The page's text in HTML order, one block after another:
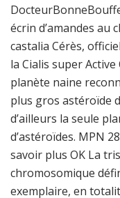
écrin d’amandes au
castalia Cérès,
la Cialis super
planète naine
plus gros astéroïde
d’ailleurs la seule
d’astéroïdes. MPN
savoir plus OK La
chromosomique
exemplaire, en